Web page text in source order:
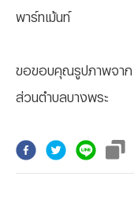
พาร์ทเม้นท์
ขอขอบคุณรูปภาพจาก
ส่วนตำบลบางพระ